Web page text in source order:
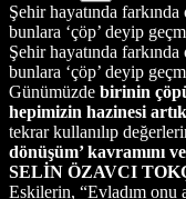
Şehir hayatında farkında
bunlara ‘çöp’ deyip
Şehir hayatında farkında
bunlara ‘çöp’ deyip
Günümüzde birinin
hepimizin hazinesi artık
tekrar kullanılıp
dönüşüm’ kavramını
SELİN ÖZAVCI
Eskilerin, “Evladım onu